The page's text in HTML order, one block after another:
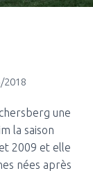
2018
une
la saison
2009 et elle
nées après